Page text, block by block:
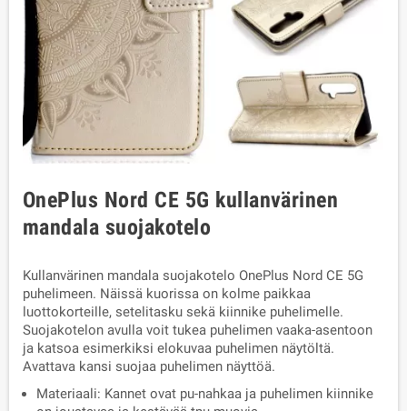
OnePlus Nord CE 5G kullanvärinen
mandala suojakotelo
Kullanvärinen mandala suojakotelo OnePlus Nord CE 5G
puhelimeen. Näissä kuorissa on kolme paikkaa
luottokorteille, setelitasku sekä kiinnike puhelimelle.
Suojakotelon avulla voit tukea puhelimen vaaka-asentoon
ja katsoa esimerkiksi elokuvaa puhelimen näytöltä.
Avattava kansi suojaa puhelimen näyttöä.
Materiaali: Kannet ovat pu-nahkaa ja puhelimen kiinnike